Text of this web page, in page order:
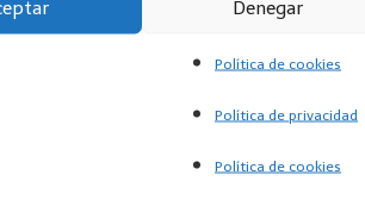
Denegar
Política de cookies
Política de privacidad
Política de cookies
encontrar pequeñas neveras